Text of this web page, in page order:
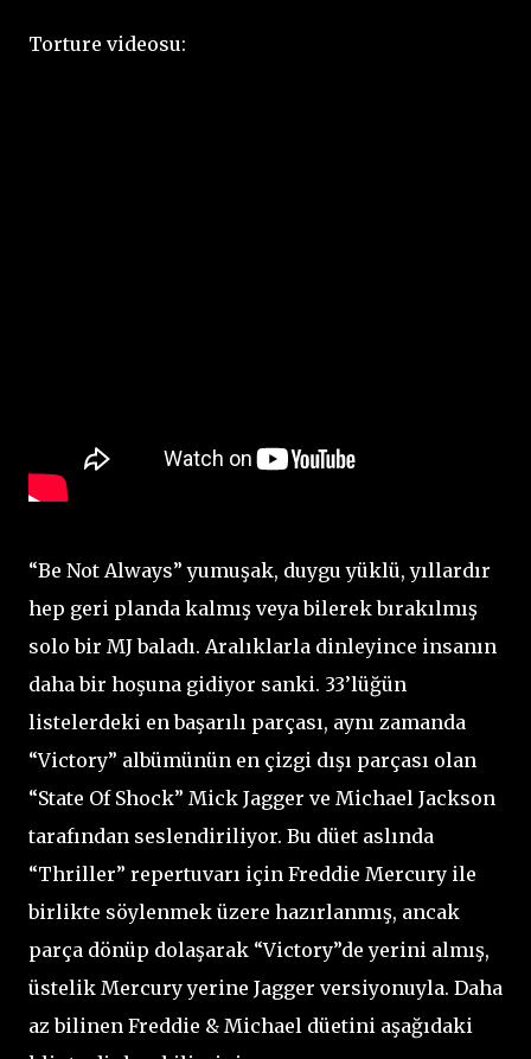
Torture videosu:
“Be Not Always” yumuşak, duygu yüklü, yıllardır
hep geri planda kalmış veya bilerek bırakılmış
solo bir MJ baladı. Aralıklarla dinleyince insanın
daha bir hoşuna gidiyor sanki. 33’lüğün
listelerdeki en başarılı parçası, aynı zamanda
“Victory” albümünün en çizgi dışı parçası olan
“State Of Shock” Mick Jagger ve Michael Jackson
tarafından seslendiriliyor. Bu düet aslında
“Thriller” repertuvarı için Freddie Mercury ile
birlikte söylenmek üzere hazırlanmış, ancak
parça dönüp dolaşarak “Victory”de yerini almış,
üstelik Mercury yerine Jagger versiyonuyla. Daha
az bilinen Freddie & Michael düetini aşağıdaki